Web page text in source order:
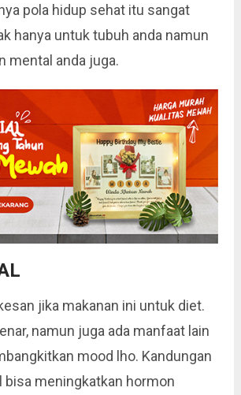
pola hidup sehat itu sangat
hanya untuk tubuh anda namun
mental anda juga.
jika makanan ini untuk diet.
namun juga ada manfaat lain
mood lho. Kandungan
bisa meningkatkan hormon